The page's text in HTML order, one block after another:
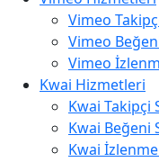
Vimeo
Vimeo
Vimeo
Kwai Hizmetleri
Kwai Takipçi
Kwai Beğeni
Kwai İzlenme